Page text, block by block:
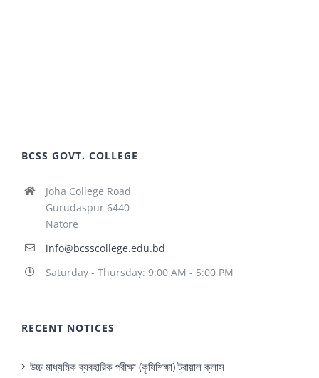
BCSS GOVT. COLLEGE
Joha College Road
Gurudaspur 6440
Natore
info@bcsscollege.edu.bd
Saturday - Thursday: 9:00 AM - 5:00 PM
RECENT NOTICES
উচ্চ মাধ্যমিক ব্যবহারিক পরীক্ষা (কৃষিশিক্ষা) ট্রায়াল ক্লাস